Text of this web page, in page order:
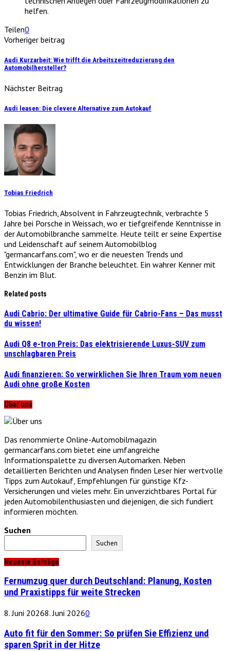
helfen.
Teilen0
Vorheriger beitrag
Audi Kurzarbeit: Wie trifft die Arbeitszeitreduzierung den
Automobilhersteller?
Nächster Beitrag
Audi leasen: Die clevere Alternative zum Autokauf
Tobias Friedrich
Tobias Friedrich, Absolvent in Fahrzeugtechnik, verbrachte 5
Jahre bei Porsche in Weissach, wo er tiefgreifende Kenntnisse in
der Automobilbranche sammelte. Heute teilt er seine Expertise
und Leidenschaft auf seinem Automobilblog
"germancarfans.com", wo er die neuesten Trends und
Entwicklungen der Branche beleuchtet. Ein wahrer Kenner mit
Benzin im Blut.
Related posts
Audi Cabrio: Der ultimative Guide für Cabrio-Fans – Das musst
du wissen!
Audi Q8 e-tron Preis: Das elektrisierende Luxus-SUV zum
unschlagbaren Preis
Audi finanzieren: So verwirklichen Sie Ihren Traum vom neuen
Audi ohne große Kosten
Über uns
Das renommierte Online-Automobilmagazin
germancarfans.com bietet eine umfangreiche
Informationspalette zu diversen Automarken. Neben
detaillierten Berichten und Analysen finden Leser hier wertvolle
Tipps zum Autokauf, Empfehlungen für günstige Kfz-
Versicherungen und vieles mehr. Ein unverzichtbares Portal für
jeden Automobilenthusiasten und diejenigen, die sich fundiert
informieren möchten.
Suchen
Suchen
Neueste Beiträge
Fernumzug quer durch Deutschland: Planung, Kosten
und Praxistipps für weite Strecken
8. Juni 20268. Juni 20260
Auto fit für den Sommer: So prüfen Sie Effizienz und
sparen Sprit in der Hitze